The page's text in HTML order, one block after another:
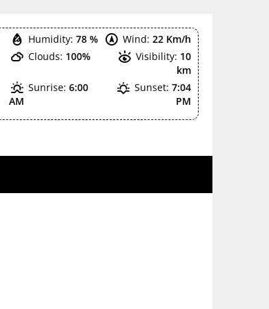
Humidity: 78 % Wind: 22 Km/h
Clouds: 100% Visibility: 10
km
Sunrise: 6:00
AM
Sunset: 7:04
PM